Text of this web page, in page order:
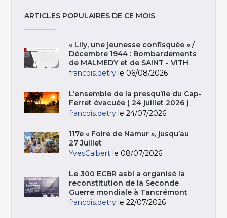
ARTICLES POPULAIRES DE CE MOIS
« Lily, une jeunesse confisquée » /
Décembre 1944 : Bombardements
de MALMEDY et de SAINT - VITH
francois.detry le 06/08/2026
L’ensemble de la presqu’île du Cap-
Ferret évacuée ( 24 juillet 2026 )
francois.detry le 24/07/2026
117e « Foire de Namur », jusqu’au
27 Juillet
YvesCalbert le 08/07/2026
Le 300 ECBR asbl a organisé la
reconstitution de la Seconde
Guerre mondiale à Tancrémont
francois.detry le 22/07/2026